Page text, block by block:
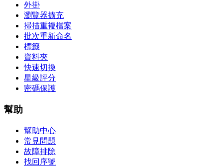
外掛
瀏覽器擴充
掃描重複檔案
批次重新命名
標籤
資料夾
快速切換
星級評分
密碼保護
幫助
幫助中心
常見問題
故障排除
找回序號